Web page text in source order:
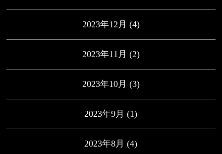
2023年12月 (4)
2023年11月 (2)
2023年10月 (3)
2023年9月 (1)
2023年8月 (4)